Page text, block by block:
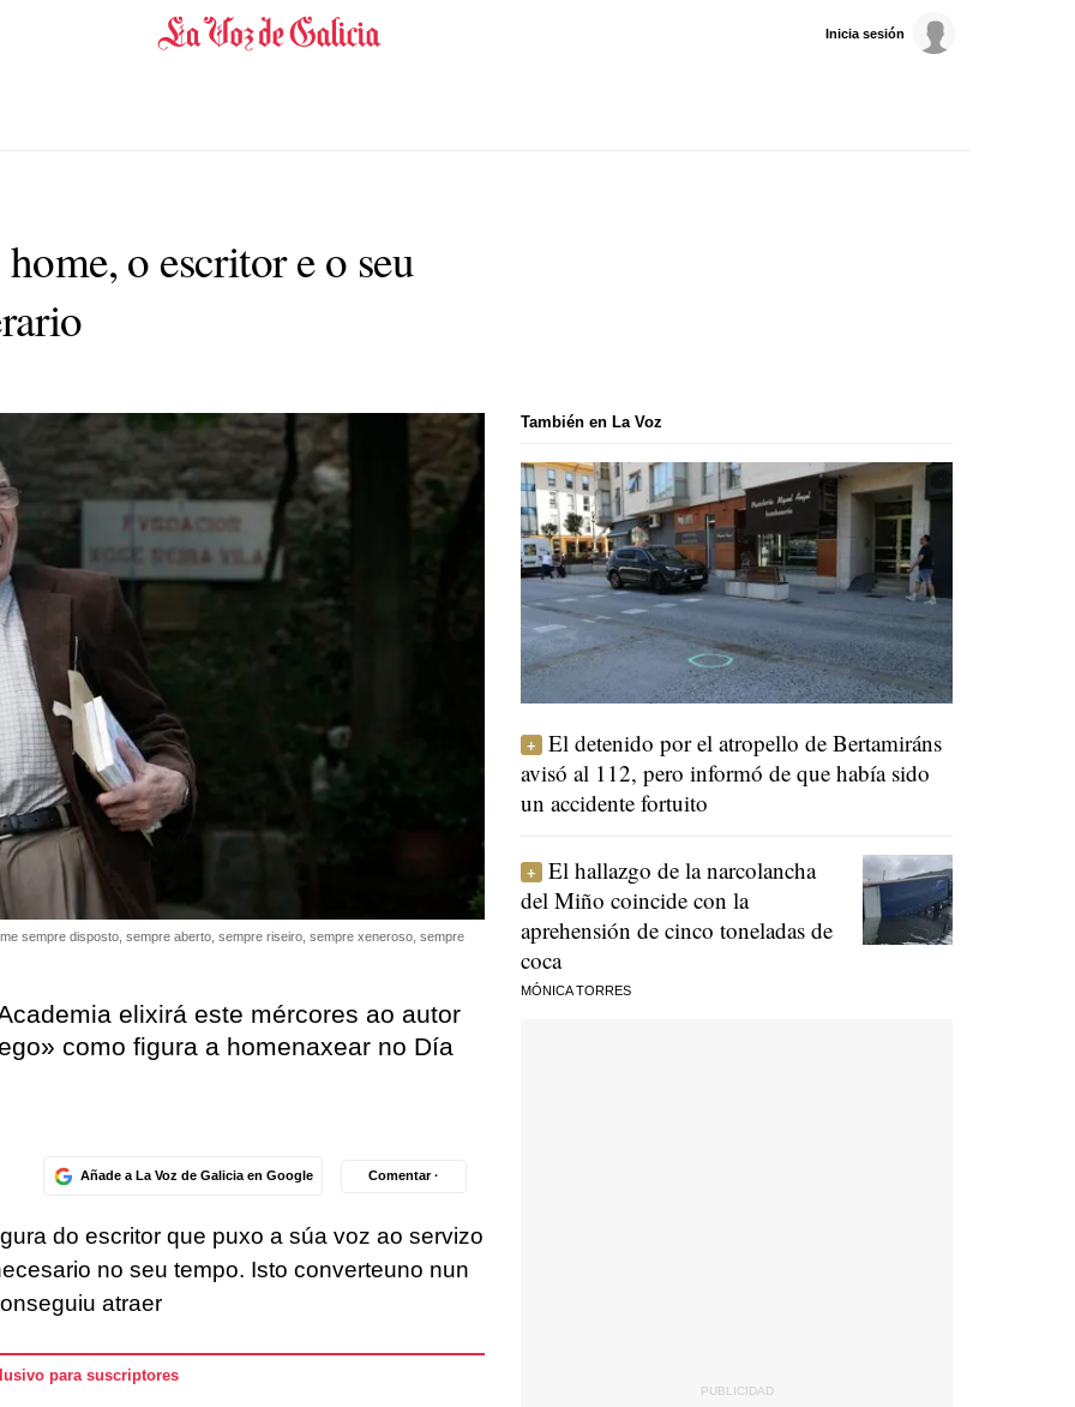
Inicia sesión
o escritor e o seu
sempre disposto, sempre aberto, sempre riseiro, sempre xeneroso, sempre
elixirá este mércores ao autor
como figura a homenaxear no Día
Añade a La Voz de Galicia en Google Comentar ·
do escritor que puxo a súa voz ao servizo
no seu tempo. Isto converteuno nun
atraer
para suscriptores
También en La Voz
El detenido por el atropello de Bertamiráns
avisó al 112, pero informó de que había sido
un accidente fortuito
El hallazgo de la narcolancha
del Miño coincide con la
aprehensión de cinco toneladas de
coca
MÓNICA TORRES